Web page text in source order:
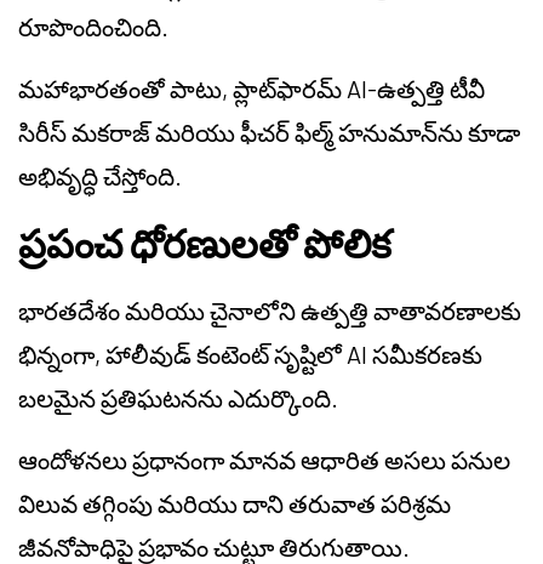
రూపొందించింది.
మహాభారతంతో పాటు, ప్లాట్‌ఫారమ్ AI-ఉత్పత్తి టీవీ
సిరీస్ మకరాజ్ మరియు ఫీచర్ ఫిల్మ్ హనుమాన్‌ను కూడా
అభివృద్ధి చేస్తోంది.
ప్రపంచ ధోరణులతో పోలిక
భారతదేశం మరియు చైనాలోని ఉత్పత్తి వాతావరణాలకు
భిన్నంగా, హాలీవుడ్ కంటెంట్ సృష్టిలో AI సమీకరణకు
బలమైన ప్రతిఘటనను ఎదుర్కొంది.
ఆందోళనలు ప్రధానంగా మానవ ఆధారిత అసలు పనుల
విలువ తగ్గింపు మరియు దాని తరువాత పరిశ్రమ
జీవనోపాధిపై ప్రభావం చుట్టూ తిరుగుతాయి.